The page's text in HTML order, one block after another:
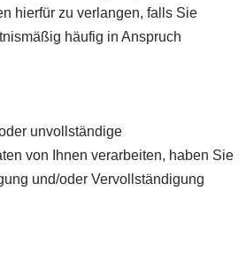
hierfür zu verlangen, falls Sie
häufig in Anspruch
unvollständige
von Ihnen verarbeiten, haben Sie
und/oder Vervollständigung